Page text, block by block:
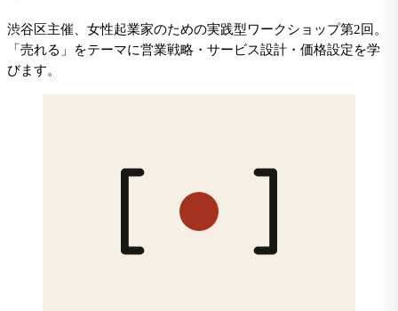
渋谷区主催、女性起業家のための実践型ワークショップ第2回。
「売れる」をテーマに営業戦略・サービス設計・価格設定を学
びます。